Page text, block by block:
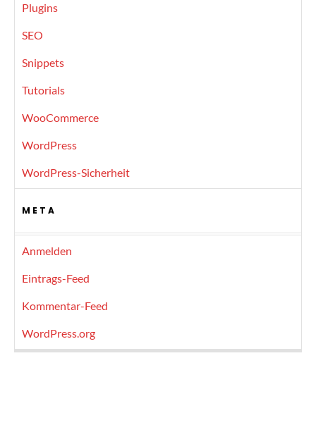
Plugins
SEO
Snippets
Tutorials
WooCommerce
WordPress
WordPress-Sicherheit
META
Anmelden
Eintrags-Feed
Kommentar-Feed
WordPress.org